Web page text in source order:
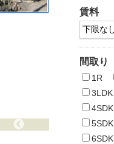
賃料
間取り
1R
3LDK
4SDK
5SDK
6SDK